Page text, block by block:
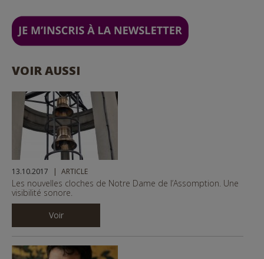
VOIR AUSSI
13.10.2017 ARTICLE
Les nouvelles cloches de Notre Dame de l’Assomption. Une
visibilité sonore.
Voir